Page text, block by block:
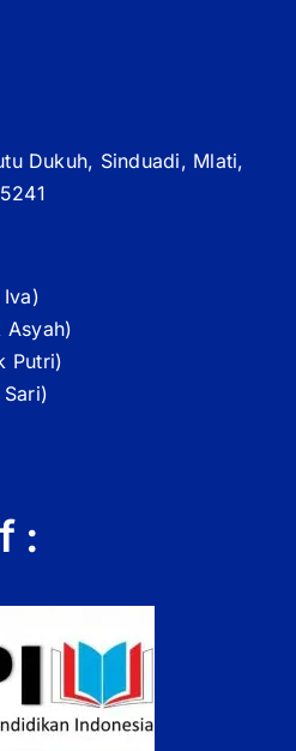
Dukuh, Sinduadi, Mlati,
Iva)
Asyah)
Putri)
: